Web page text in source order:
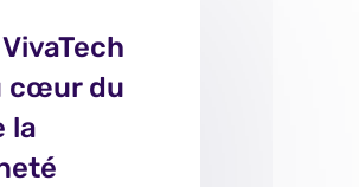
cœur du
la